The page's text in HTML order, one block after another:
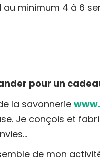
minimum 4 à 6
pour un
la savonnerie
Je conçois et
de mon